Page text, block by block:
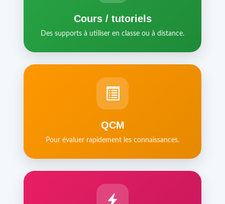
Cours / tutoriels
Des supports à utiliser en classe ou à distance.
QCM
Pour évaluer rapidement les connaissances.